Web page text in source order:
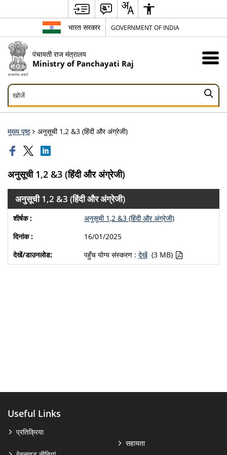
भारत सरकार GOVERNMENT OF INDIA
पंचायती राज मंत्रालय
Ministry of Panchayati Raj
खोजें
खोजें
मुख्य पृष्ठ अनुसूची 1,2 &3 (हिंदी और अंग्रेजी)
अनुसूची 1,2 &3 (हिंदी और अंग्रेजी)
अनुसूची 1,2 &3 (हिंदी और अंग्रेजी)
अनुसूची 1,2 &3 (हिंदी और अंग्रेजी)
16/01/2025
पहुँच योग्य संस्करण : देखें (3 MB)
Useful Links
प्रतिक्रिया
सहायता